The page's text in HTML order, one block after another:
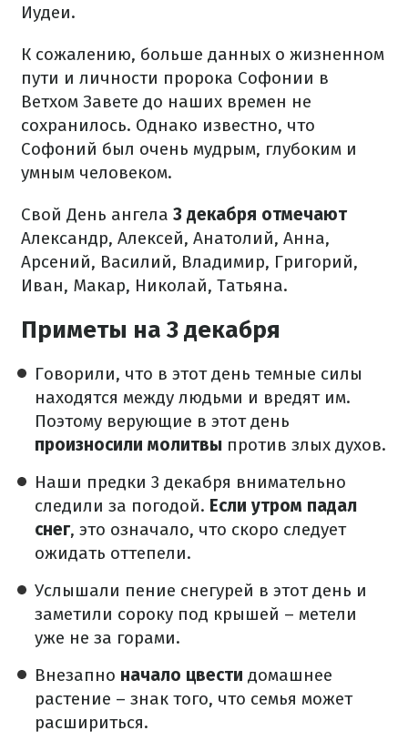
Иудеи.
К сожалению, больше данных о жизненном
пути и личности пророка Софонии в
Ветхом Завете до наших времен не
сохранилось. Однако известно, что
Софоний был очень мудрым, глубоким и
умным человеком.
Свой День ангела 3 декабря отмечают
Александр, Алексей, Анатолий, Анна,
Арсений, Василий, Владимир, Григорий,
Иван, Макар, Николай, Татьяна.
Приметы на 3 декабря
Говорили, что в этот день темные силы
находятся между людьми и вредят им.
Поэтому верующие в этот день
произносили молитвы против злых духов.
Наши предки 3 декабря внимательно
следили за погодой. Если утром падал
снег, это означало, что скоро следует
ожидать оттепели.
Услышали пение снегурей в этот день и
заметили сороку под крышей – метели
уже не за горами.
Внезапно начало цвести домашнее
растение – знак того, что семья может
расшириться.